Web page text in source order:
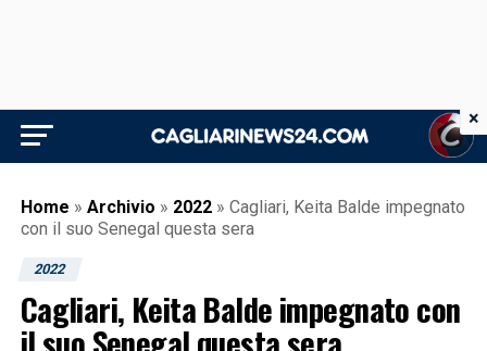
Home » Archivio » 2022 » Cagliari, Keita Balde impegnato
con il suo Senegal questa sera
2022
Cagliari, Keita Balde impegnato con
×